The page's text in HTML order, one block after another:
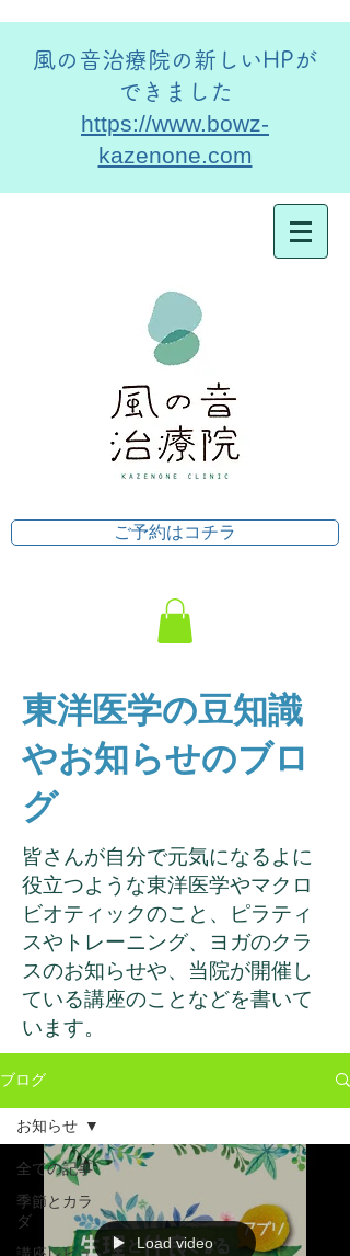
​風の音治療院の新しいHPが
できました
https://www.bowz-
kazenone.com
ご予約はコチラ
東洋医学の豆知識
やお知らせのブロ
グ
皆さんが自分で元気になるよに
役立つような東洋医学やマクロ
ビオティックのこと、ピラティ
スやトレーニング、ヨガのクラ
スのお知らせや、当院が開催し
ている講座のことなどを書いて
います。
ブログ
全ての記事
季節とカラ
ダ
お知らせ
Load video